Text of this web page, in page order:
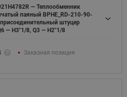
— Теплообменник
паяный BPHE_RD-210-90-
штуцер
— H3"1/8, Q3 — H2"1/8
Заказная позиция